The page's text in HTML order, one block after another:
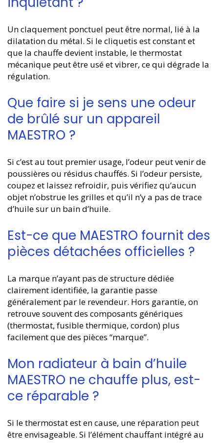
Un claquement ponctuel peut être normal, lié à la
dilatation du métal. Si le cliquetis est constant et
que la chauffe devient instable, le thermostat
mécanique peut être usé et vibrer, ce qui dégrade la
régulation.
Que faire si je sens une odeur
de brûlé sur un appareil
MAESTRO ?
Si c’est au tout premier usage, l’odeur peut venir de
poussières ou résidus chauffés. Si l’odeur persiste,
coupez et laissez refroidir, puis vérifiez qu’aucun
objet n’obstrue les grilles et qu’il n’y a pas de trace
d’huile sur un bain d’huile.
Est-ce que MAESTRO fournit des
pièces détachées officielles ?
La marque n’ayant pas de structure dédiée
clairement identifiée, la garantie passe
généralement par le revendeur. Hors garantie, on
retrouve souvent des composants génériques
(thermostat, fusible thermique, cordon) plus
facilement que des pièces “marque”.
Mon radiateur à bain d’huile
MAESTRO ne chauffe plus, est-
ce réparable ?
Si le thermostat est en cause, une réparation peut
être envisageable. Si l’élément chauffant intégré au